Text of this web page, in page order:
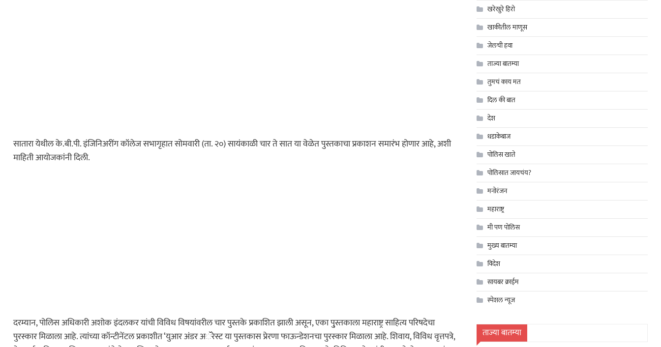
कायद्याचा बडगा
पोलिस खाते
सातारा येथील के.बी.पी. इंजिनिअरींग कॉलेज सभागृहात सोमवारी (ता. २०) सायंकाळी चार ते सात या वेळेत पुस्तकाचा प्रकाशन समारंभ होणार आहे, अशी
माहिती आयोजकांनी दिली.
दरम्यान, पोलिस अधिकारी अशोक इंदलकर यांची विविध विषयांवरील चार पुस्तके प्रकाशित झाली असून, एका पु्स्तकाला महाराष्ट्र साहित्य परिषदेचा
पुरस्कार मिळाला आहे. त्यांच्या कॉन्टीनेंटल प्रकाशीत ‘युआर अंडर अॅरेस्ट या पुस्तकास प्रेरणा फाऊन्डेशनचा पुरस्कार मिळाला आहे. शिवाय, विविध वृत्तपत्रे,
खरेखुरे हिरो
खाकीतील माणूस
जेलची हवा
ताज्या बातम्या
तुमचं काय मत
दिल की बात
देश
धडाकेबाज
पोलिस खाते
पोलिसात जायचंय?
मनोरंजन
महाराष्ट्र
मी पण पोलिस
मुख्य बातम्या
विदेश
सायबर क्राईम
स्पेशल न्यूज
ताज्या बातम्या